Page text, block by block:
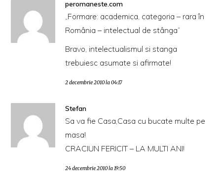
peromaneste.com
„Formare: academica, categoria – rara în
România – intelectual de stânga”
Bravo, intelectualismul si stanga
trebuiesc asumate si afirmate!
2 decembrie 2010 la 04:17
Stefan
Sa va fie Casa,Casa cu bucate multe pe
masa!
CRACIUN FERICIT – LA MULTI ANI!
24 decembrie 2010 la 19:50